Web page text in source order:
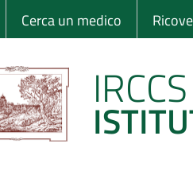
Cerca un medico
IRCCS